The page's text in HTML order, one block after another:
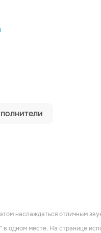
Ophelia's Dream
наслаждаться отличным
одном месте. На странице